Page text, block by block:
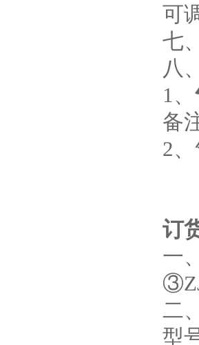
可
七
八
1、
备
2
订
一
二
型